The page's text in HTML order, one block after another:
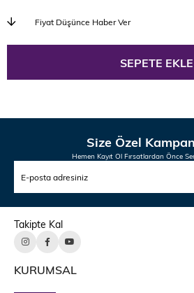
Fiyat Düşünce Haber Ver
Size Özel
Hemen Kayıt Ol Fırsatlardan Önce
Takipte Kal
KURUMSAL